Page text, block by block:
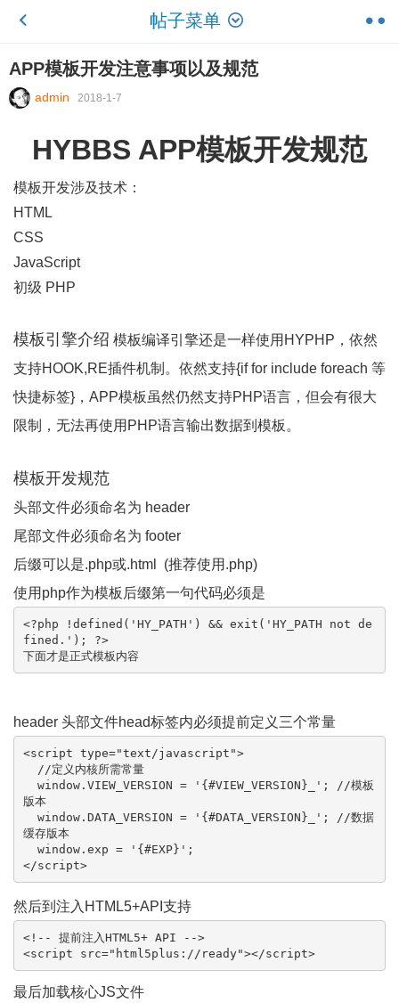
帖子菜单
APP模板开发注意事项以及规范
admin 2018-1-7
HYBBS APP模板开发规范
模板开发涉及技术：
HTML
CSS
JavaScript
初级 PHP
模板引擎介绍 模板编译引擎还是一样使用HYPHP，依然
支持HOOK,RE插件机制。依然支持{if for include foreach 等
快捷标签}，APP模板虽然仍然支持PHP语言，但会有很大
限制，无法再使用PHP语言输出数据到模板。
模板开发规范
头部文件必须命名为 header
尾部文件必须命名为 footer
后缀可以是.php或.html (推荐使用.php)
使用php作为模板后缀第一句代码必须是
<?php !defined('HY_PATH') && exit('HY_PATH not de
fined.'); ?>
下面才是正式模板内容
header 头部文件head标签内必须提前定义三个常量
<script type="text/javascript">
//定义内核所需常量
window.VIEW_VERSION = '{#VIEW_VERSION}_'; //模板
版本
window.DATA_VERSION = '{#DATA_VERSION}_'; //数据
缓存版本
window.exp = '{#EXP}';
</script>
然后到注入HTML5+API支持
<!-- 提前注入HTML5+ API -->
<script src="html5plus://ready"></script>
最后加载核心JS文件